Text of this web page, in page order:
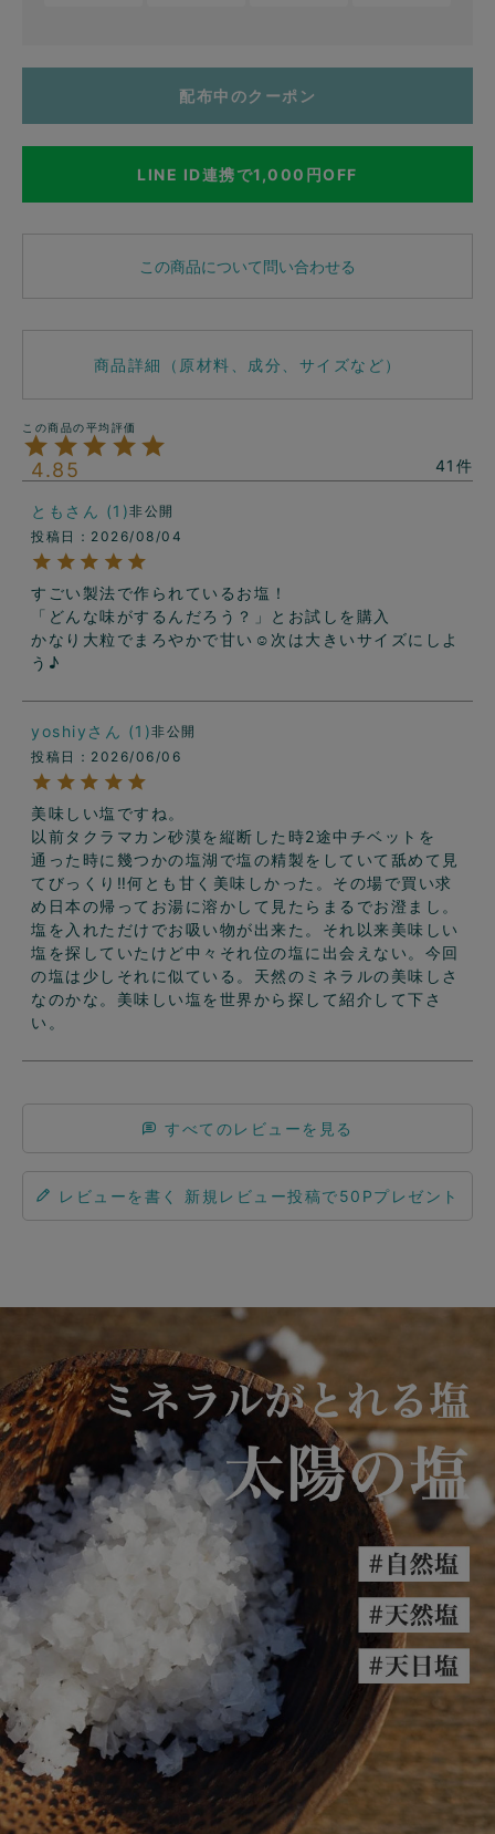
配布中のクーポン
LINE ID連携で1,000円OFF
この商品について問い合わせる
商品詳細（原材料、成分、サイズなど）
4.85 41
とも 1
非公開
投稿日
2026/08/04
すごい製法で作られているお塩！
「どんな味がするんだろう？」とお試しを購入
かなり大粒でまろやかで甘い☺️次は大きいサイズにしよ
う♪
yoshiy 1
非公開
投稿日
2026/06/06
美味しい塩ですね。
以前タクラマカン砂漠を縦断した時2途中チベットを
通った時に幾つかの塩湖で塩の精製をしていて舐めて見
てびっくり‼️何とも甘く美味しかった。その場で買い求
め日本の帰ってお湯に溶かして見たらまるでお澄まし。
塩を入れただけでお吸い物が出来た。それ以来美味しい
塩を探していたけど中々それ位の塩に出会えない。今回
の塩は少しそれに似ている。天然のミネラルの美味しさ
なのかな。美味しい塩を世界から探して紹介して下さ
い。
すべてのレビューを見る
レビューを書く